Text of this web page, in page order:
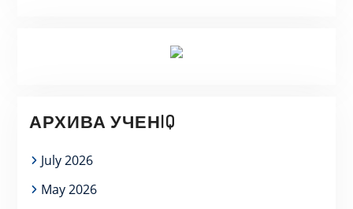
АРХИВА УЧЕНIQ
July 2026
May 2026